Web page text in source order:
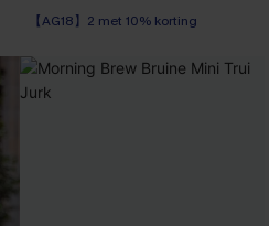
【AG18】2 met 10% korting